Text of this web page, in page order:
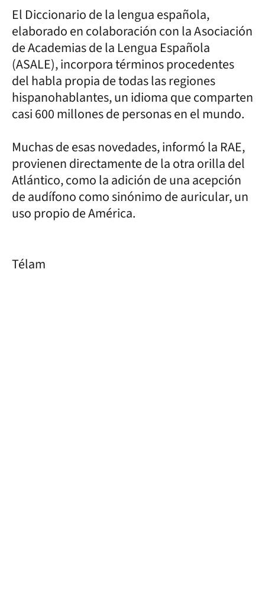
El Diccionario de la lengua española,
elaborado en colaboración con la Asociación
de Academias de la Lengua Española
(ASALE), incorpora términos procedentes
del habla propia de todas las regiones
hispanohablantes, un idioma que comparten
casi 600 millones de personas en el mundo.
Muchas de esas novedades, informó la RAE,
provienen directamente de la otra orilla del
Atlántico, como la adición de una acepción
de audífono como sinónimo de auricular, un
uso propio de América.
Télam